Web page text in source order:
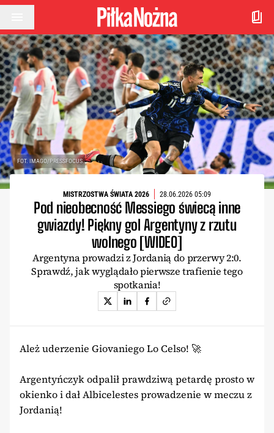
Przejdź do treści
FOT. IMAGO/PRESSFOCUS
MISTRZOSTWA ŚWIATA 2026 28.06.2026 05:09
Pod nieobecność Messiego świecą inne
gwiazdy! Piękny gol Argentyny z rzutu
wolnego [WIDEO]
Argentyna prowadzi z Jordanią do przerwy 2:0.
Sprawdź, jak wyglądało pierwsze trafienie tego
spotkania!
Ależ uderzenie Giovaniego Lo Celso! 🚀
Argentyńczyk odpalił prawdziwą petardę prosto w
okienko i dał Albicelestes prowadzenie w meczu z
Jordanią!